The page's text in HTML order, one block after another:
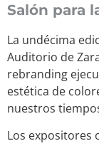
Salón para
La undécima
Auditorio de
rebranding
estética de
nuestros
Los expositores